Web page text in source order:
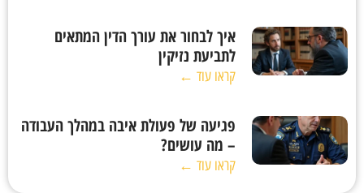
איך לבחור את עורך הדין המתאים
לתביעת נזיקין
קראו עוד ←
פגיעה של פעולת איבה במהלך העבודה
– מה עושים?
קראו עוד ←